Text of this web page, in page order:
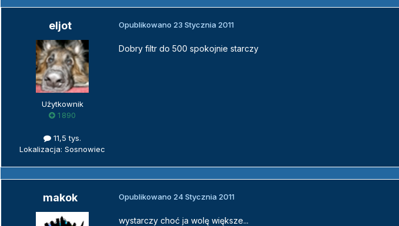
eljot
Użytkownik
1 890
11,5 tys.
Lokalizacja: Sosnowiec
Opublikowano 23 Stycznia 2011
Dobry filtr do 500 spokojnie starczy
makok Opublikowano 24 Stycznia 2011
wystarczy choć ja wolę większe...